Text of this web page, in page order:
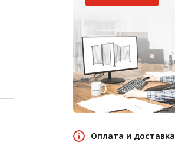
Оплата и доставка